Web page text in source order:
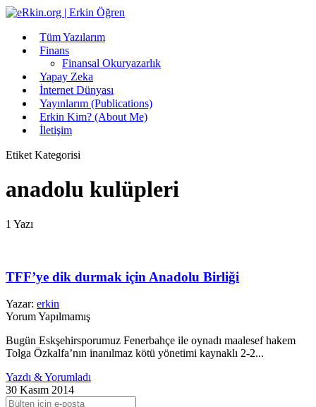
Tüm Yazılarım
Finans
Finansal Okuryazarlık
Yapay Zeka
İnternet Dünyası
Yayınlarım (Publications)
Erkin Kim? (About Me)
İletişim
Etiket Kategorisi
anadolu kulüpleri
1 Yazı
TFF’ye dik durmak için Anadolu Birliği
Yazar: erkin
Yorum Yapılmamış
Bugün Eskşehirsporumuz Fenerbahçe ile oynadı maalesef hakem
Tolga Özkalfa’nın inanılmaz kötü yönetimi kaynaklı 2-2...
Yazdı & Yorumladı
30 Kasım 2014